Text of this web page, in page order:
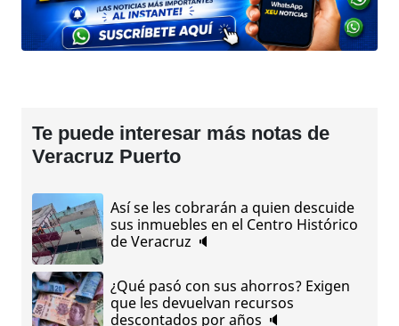
Te puede interesar más notas de
Veracruz Puerto
Así se les cobrarán a quien descuide
sus inmuebles en el Centro Histórico
de Veracruz 🔈
¿Qué pasó con sus ahorros? Exigen
que les devuelvan recursos
descontados por años 🔈